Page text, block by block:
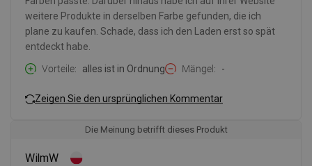
weitere Produkte in derselben Farbe gefunden, die ich
plane zu kaufen. Schade, dass ich den Laden erst so spät
entdeckt habe.
Vorteile
alles ist in Ordnung Mängel -
Zeigen Sie den ursprünglichen Kommentar
Die Meinung betrifft dieses Produkt
WilmW